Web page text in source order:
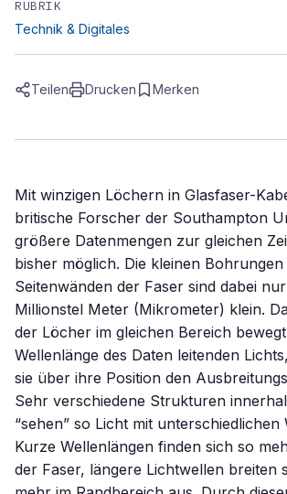
RUBRIK
Technik & Digitales
Teilen Drucken Merken
Mit winzigen Löchern in Glasfaser-
britische Forscher der Southampton
größere Datenmengen zur gleichen
bisher möglich. Die kleinen Bohrungen
Seitenwänden der Faser sind dabei
Millionstel Meter (Mikrometer) klein.
der Löcher im gleichen Bereich
Wellenlänge des Daten leitenden
sie über ihre Position den
Sehr verschiedene Strukturen
“sehen” so Licht mit unterschiedlichen
Kurze Wellenlängen finden sich so
der Faser, längere Lichtwellen breiten